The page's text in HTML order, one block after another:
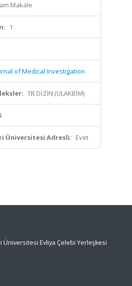
Makale
1
of Medical Investigation
TR DİZİN (ULAKBİM)
Üniversitesi Adresli: Evet
Üniversitesi Evliya Çelebi Yerleşkesi